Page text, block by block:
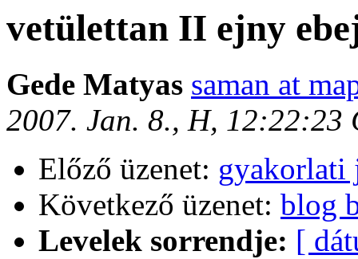
vetülettan II ejny
Gede Matyas saman at
2007. Jan. 8., H, 12:22:23
Előző üzenet: gyakorlati
Következő üzenet: blog
Levelek sorrendje: [